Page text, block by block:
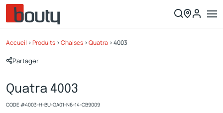
Accueil >Produits >Chaises >Quatra >4003
Partager
Quatra 4003
CODE #4003-H-BU-GA01-N6-14-CB9009